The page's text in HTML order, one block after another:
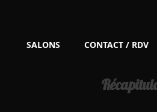
SALONS CONTACT / RDV